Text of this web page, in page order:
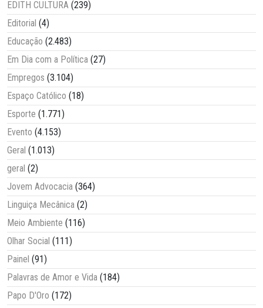
EDITH CULTURA (239)
Editorial (4)
Educação (2.483)
Em Dia com a Política (27)
Empregos (3.104)
Espaço Católico (18)
Esporte (1.771)
Evento (4.153)
Geral (1.013)
geral (2)
Jovem Advocacia (364)
Linguiça Mecânica (2)
Meio Ambiente (116)
Olhar Social (111)
Painel (91)
Palavras de Amor e Vida (184)
Papo D'Oro (172)